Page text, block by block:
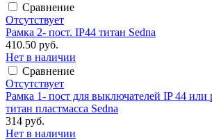
Сравнение
Отсутствует
Рамка 2- пост. IP44 титан Sedna
410.50 руб.
Нет в наличии
Сравнение
Отсутствует
Рамка 1- пост для выключателей IP 44 или
титан пластмасса Sedna
314 руб.
Нет в наличии